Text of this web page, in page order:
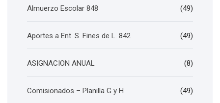
Almuerzo Escolar 848 (49)
Aportes a Ent. S. Fines de L. 842 (49)
ASIGNACION ANUAL (8)
Comisionados – Planilla G y H (49)